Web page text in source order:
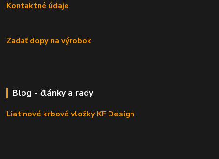
Kontaktné údaje
Zadať dopy na výrobok
Blog - články a rady
Liatinové krbové vložky KF Design